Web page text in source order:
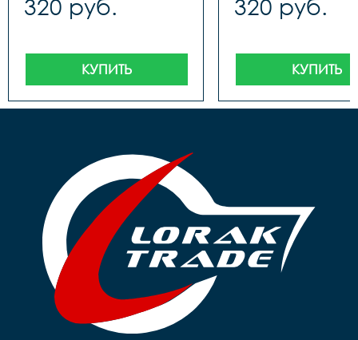
320 руб.
КУПИТЬ
320 руб.
КУПИТЬ